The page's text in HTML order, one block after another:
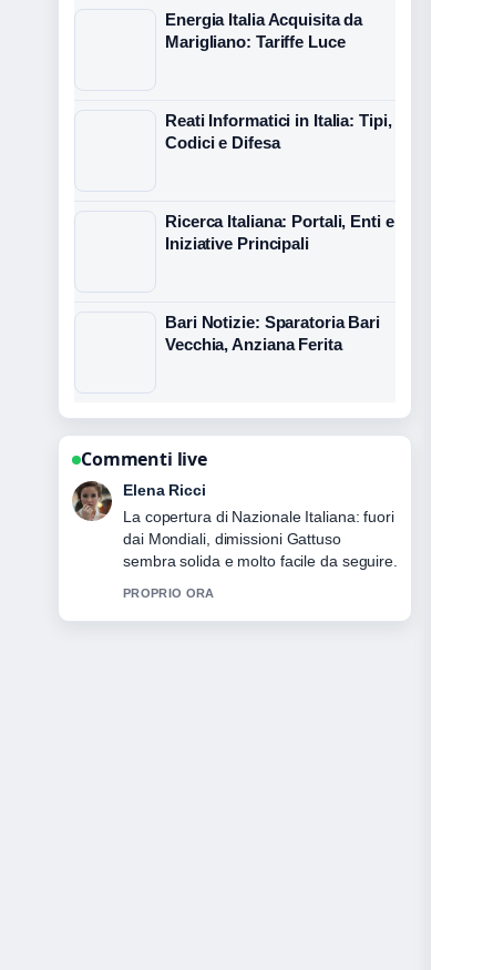
Energia Italia Acquisita da
Marigliano: Tariffe Luce
Reati Informatici in Italia: Tipi,
Codici e Difesa
Ricerca Italiana: Portali, Enti e
Iniziative Principali
Bari Notizie: Sparatoria Bari
Vecchia, Anziana Ferita
Commenti live
Matteo Galli
Ottimo lavoro di verifica intorno a Borsa
Italiana: guida a orari, indici e.... Piu
testate dovrebbero scrivere cosi.
3 MIN FA